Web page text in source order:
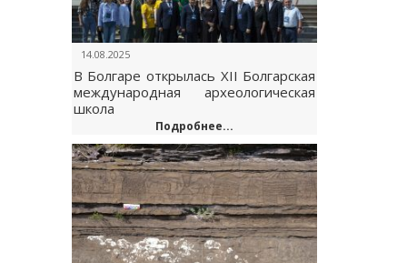
14.08.2025
В Болгаре открылась XII Болгарская
международная археологическая
школа
Подробнее...